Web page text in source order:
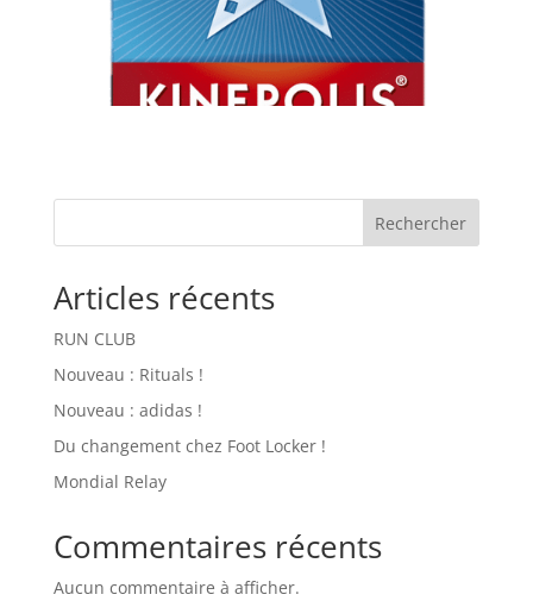
Rechercher
Articles récents
RUN CLUB
Nouveau : Rituals !
Nouveau : adidas !
Du changement chez Foot Locker !
Mondial Relay
Commentaires récents
Aucun commentaire à afficher.